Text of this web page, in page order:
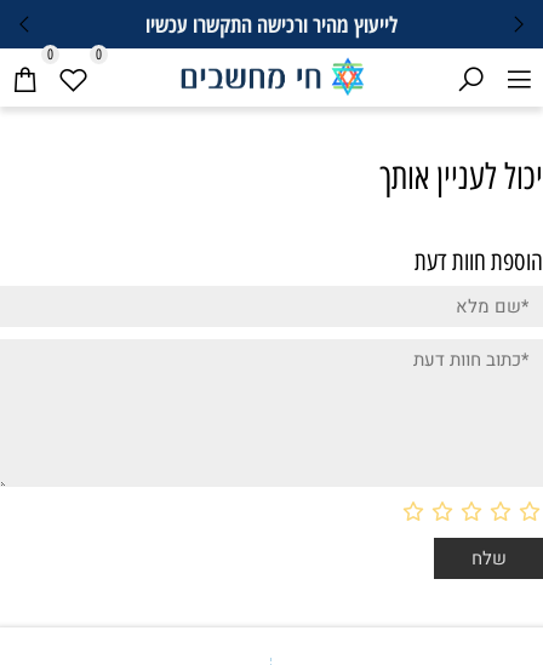
לייעוץ מהיר ורכישה התקשרו עכשיו
0 0
יכול לעניין אותך
הוספת חוות דעת